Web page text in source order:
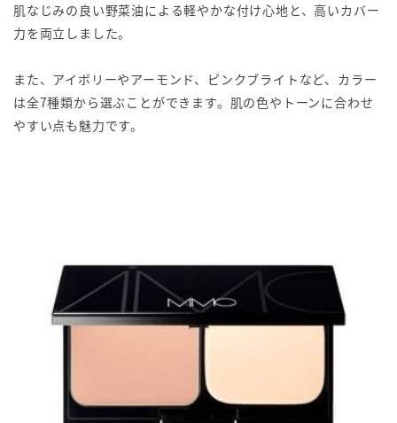
肌なじみの良い野菜油による軽やかな付け心地と、高いカバー
力を両立しました。
また、アイボリーやアーモンド、ピンクブライトなど、カラー
は全7種類から選ぶことができます。肌の色やトーンに合わせ
やすい点も魅力です。